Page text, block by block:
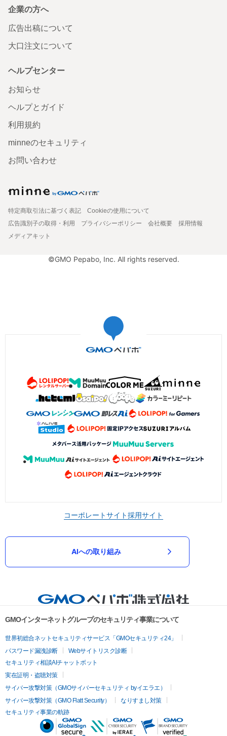
企業の方へ
広告出稿について
大口注文について
ヘルプセンター
お知らせ
ヘルプとガイド
利用規約
minneのセキュリティ
お問い合わせ
特定商取引法に基づく表記
Cookieの使用について
広告識別子の取得・利用
プライバシーポリシー 会社概要
採用情報
メディアキット
©GMO Pepabo, Inc. All rights reserved.
コーポレートサイト採用サイト
AIへの取り組み
GMOインターネットグループのセキュリティ事業について
世界初総合ネットセキュリティサービス「GMOセキュリティ24」
パスワード漏洩診断
Webサイトリスク診断
セキュリティ相談AIチャットボット
実在証明・盗聴対策
サイバー攻撃対策（GMOサイバーセキュリティ byイエラエ）
サイバー攻撃対策（GMO Flatt Security）
なりすまし対策
セキュリティ事業の軌跡